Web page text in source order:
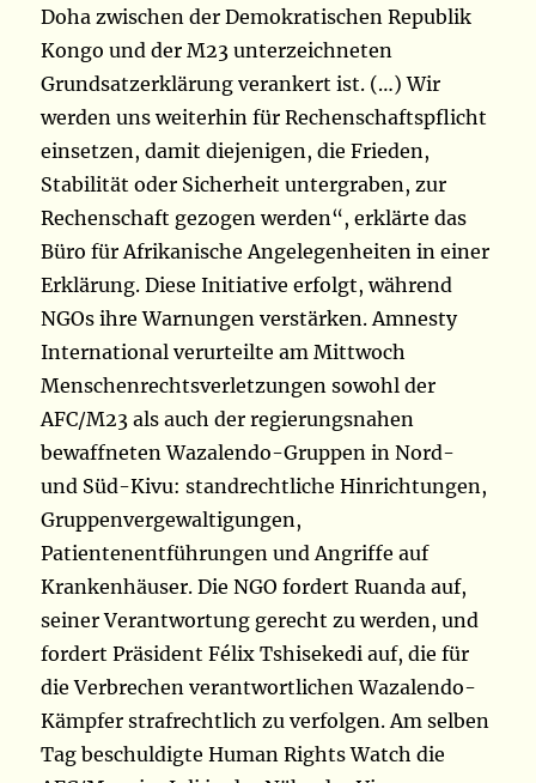
Doha zwischen der Demokratischen Republik
Kongo und der M23 unterzeichneten
Grundsatzerklärung verankert ist. (…) Wir
werden uns weiterhin für Rechenschaftspflicht
einsetzen, damit diejenigen, die Frieden,
Stabilität oder Sicherheit untergraben, zur
Rechenschaft gezogen werden“, erklärte das
Büro für Afrikanische Angelegenheiten in einer
Erklärung. Diese Initiative erfolgt, während
NGOs ihre Warnungen verstärken. Amnesty
International verurteilte am Mittwoch
Menschenrechtsverletzungen sowohl der
AFC/M23 als auch der regierungsnahen
bewaffneten Wazalendo-Gruppen in Nord-
und Süd-Kivu: standrechtliche Hinrichtungen,
Gruppenvergewaltigungen,
Patientenentführungen und Angriffe auf
Krankenhäuser. Die NGO fordert Ruanda auf,
seiner Verantwortung gerecht zu werden, und
fordert Präsident Félix Tshisekedi auf, die für
die Verbrechen verantwortlichen Wazalendo-
Kämpfer strafrechtlich zu verfolgen. Am selben
Tag beschuldigte Human Rights Watch die